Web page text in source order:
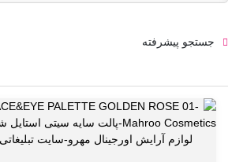
جستجو پیشرفته